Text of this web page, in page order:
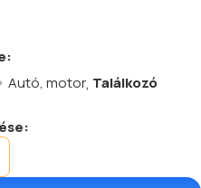
Autó, motor, Találkozó